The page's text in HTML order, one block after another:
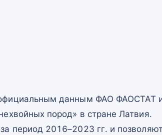
данным ФАО ФАОСТАТ
пород» в стране Латвия.
период 2016–2023 гг. и